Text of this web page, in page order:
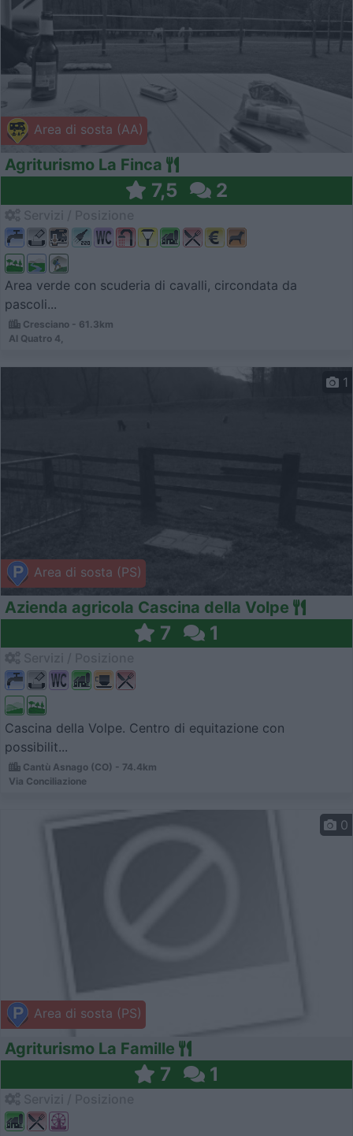
Area di sosta (AA)
Agriturismo La Finca
7,5 2
Area verde con scuderia di cavalli, circondata da
pascoli...
Cresciano - 61.3km
Al Quatro 4,
Area di sosta (PS)
1
Azienda agricola Cascina della Volpe
7 1
Cascina della Volpe. Centro di equitazione con
possibilit...
Cantù Asnago (CO) - 74.4km
Via Conciliazione
Area di sosta (PS)
0
Agriturismo La Famille
7 1